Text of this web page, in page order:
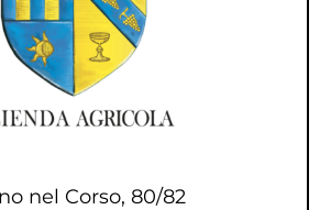
nel Corso, 80/82